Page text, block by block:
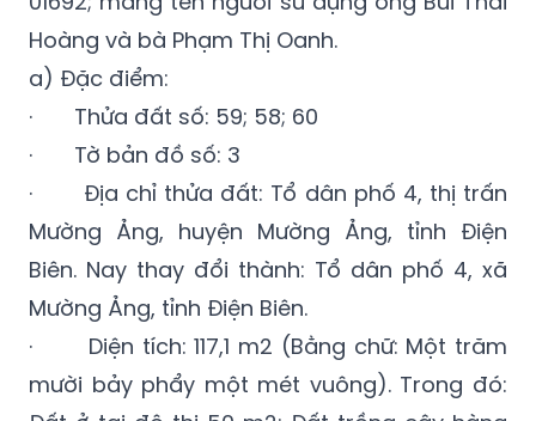
a) Đặc điểm:
· Thửa đất số: 59; 58; 60
· Tờ bản đồ số: 3
· Địa chỉ thửa đất: Tổ dân phố 4, thị trấn
Mường Ảng, huyện Mường Ảng, tỉnh Điện
Biên. Nay thay đổi thành: Tổ dân phố 4, xã
Mường Ảng, tỉnh Điện Biên.
· Diện tích: 117,1 m2 (Bằng chữ: Một trăm
mười bảy phẩy một mét vuông). Trong đó:
Đất ở tại đô thị 50 m2; Đất trồng cây hàng
năm khác 67,1 m2.